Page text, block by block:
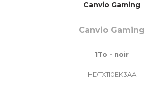
Canvio Gaming
Canvio Gaming
1To - noir
HDTX110EK3AA